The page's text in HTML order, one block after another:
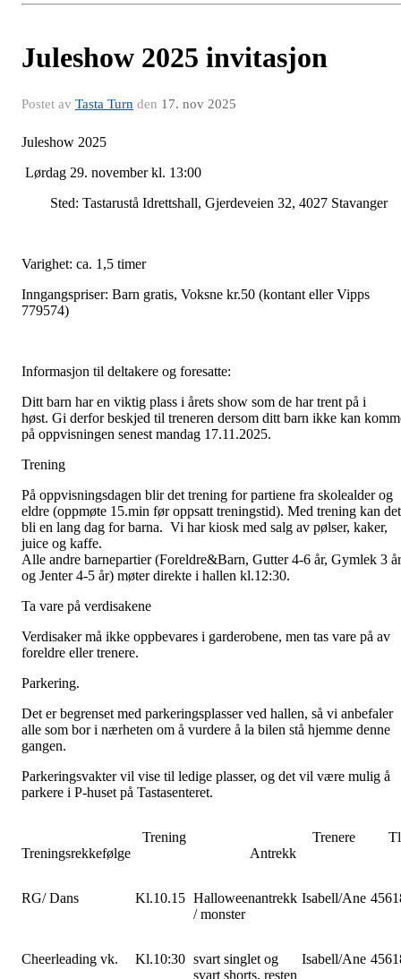
Juleshow 2025 invitasjon
Postet av Tasta Turn den 17. nov 2025
Juleshow 2025
Lørdag 29. november kl. 13:00
Sted: Tastarustå Idrettshall, Gjerdeveien 32, 4027 Stavanger
Varighet: ca. 1,5 timer
Inngangspriser: Barn gratis, Voksne kr.50 (kontant eller Vipps
779574)
Informasjon til deltakere og foresatte:
Ditt barn har en viktig plass i årets show som de har trent på i
høst. Gi derfor beskjed til treneren dersom ditt barn ikke kan
på oppvisningen senest mandag 17.11.2025.
Trening
På oppvisningsdagen blir det trening for partiene fra skolealder og
eldre (oppmøte 15.min før oppsatt treningstid). Med trening kan det
bli en lang dag for barna. Vi har kiosk med salg av pølser, kaker,
juice og kaffe.
Alle andre barnepartier (Foreldre&Barn, Gutter 4-6 år, Gymlek 3 år
og Jenter 4-5 år) møter direkte i hallen kl.12:30.
Ta vare på verdisakene
Verdisaker må ikke oppbevares i garderobene, men tas vare på av
foreldre eller trenere.
Parkering.
Det er begrenset med parkeringsplasser ved hallen, så vi anbefaler
alle som bor i nærheten om å vurdere å la bilen stå hjemme denne
gangen.
Parkeringsvakter vil vise til ledige plasser, og det vil være mulig å
parkere i P-huset på Tastasenteret.
Treningsrekkefølge
Trening
Antrekk
Trenere
RG/ Dans Kl.10.15 Halloweenantrekk
/ monster
Isabell/Ane
Cheerleading vk. Kl.10:30 svart singlet og
svart shorts, resten
Isabell/Ane